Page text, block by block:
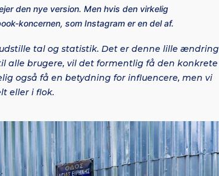
den nye version. Men hvis den virkelig
koncernen, som Instagram er en del af.
tal og statistik. Det er denne lille ændring
alle brugere, vil det formentlig få den konkrete
også få en betydning for influencere, men vi
eller i flok.